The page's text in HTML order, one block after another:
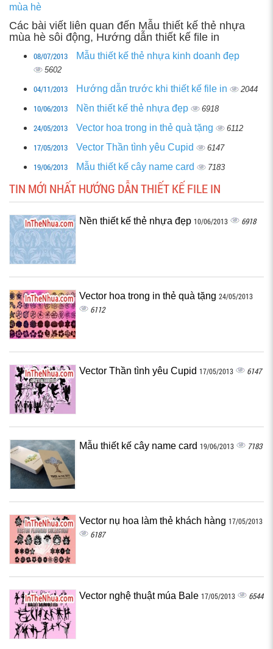
mùa hè
Các bài viết liên quan đến Mẫu thiết kế thẻ nhựa
mùa hè sôi động, Hướng dẫn thiết kế file in
08/07/2013 Mẫu thiết kế thẻ nhựa kinh doanh đẹp
5602
04/11/2013 Hướng dẫn trước khi thiết kế file in 2044
10/06/2013 Nền thiết kế thẻ nhựa đẹp 6918
24/05/2013 Vector hoa trong in thẻ quà tặng 6112
17/05/2013 Vector Thần tình yêu Cupid 6147
19/06/2013 Mẫu thiết kế cây name card 7183
TIN MỚI NHẤT HƯỚNG DẪN THIẾT KẾ FILE IN
Nền thiết kế thẻ nhựa đẹp 10/06/2013 6918
Vector hoa trong in thẻ quà tặng 24/05/2013
6112
Vector Thần tình yêu Cupid 17/05/2013 6147
Mẫu thiết kế cây name card 19/06/2013 7183
Vector nụ hoa làm thẻ khách hàng 17/05/2013
6187
Vector nghệ thuật múa Bale 17/05/2013 6544